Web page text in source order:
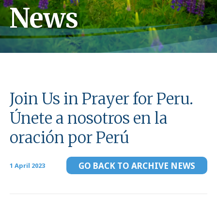
News
Join Us in Prayer for Peru.
Únete a nosotros en la
oración por Perú
1 April 2023 GO BACK TO ARCHIVE NEWS